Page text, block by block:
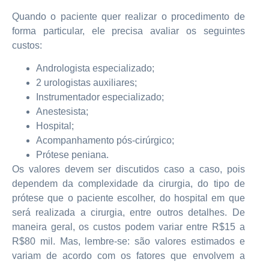
Quando o paciente quer realizar o procedimento de
forma particular, ele precisa avaliar os seguintes
custos:
Andrologista especializado;
2 urologistas auxiliares;
Instrumentador especializado;
Anestesista;
Hospital;
Acompanhamento pós-cirúrgico;
Prótese peniana.
Os valores devem ser discutidos caso a caso, pois
dependem da complexidade da cirurgia, do tipo de
prótese que o paciente escolher, do hospital em que
será realizada a cirurgia, entre outros detalhes. De
maneira geral, os custos podem variar entre R$15 a
R$80 mil. Mas, lembre-se: são valores estimados e
variam de acordo com os fatores que envolvem a